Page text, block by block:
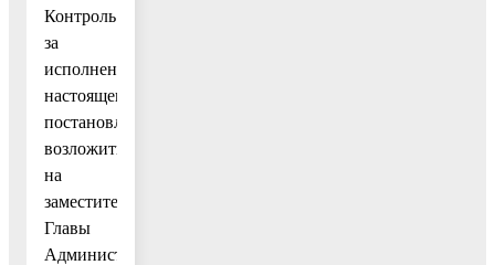
Контроль
за
исполнением
настоящего
постановления
возложить
на
заместителя
Главы
Администрации